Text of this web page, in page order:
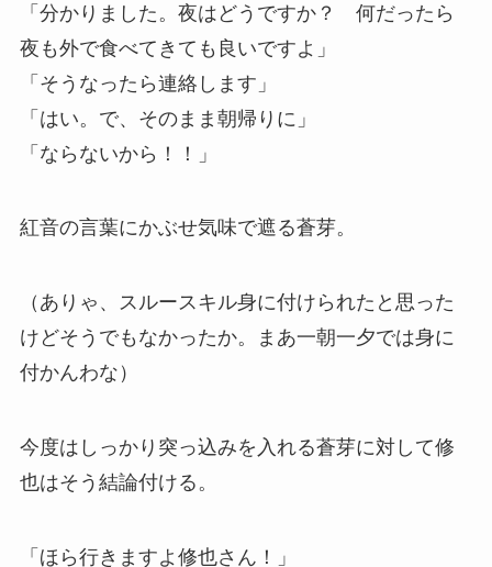
「分かりました。夜はどうですか？ 何だったら
夜も外で食べてきても良いですよ」
「そうなったら連絡します」
「はい。で、そのまま朝帰りに」
「ならないから！！」
紅音の言葉にかぶせ気味で遮る蒼芽。
（ありゃ、スルースキル身に付けられたと思った
けどそうでもなかったか。まあ一朝一夕では身に
付かんわな）
今度はしっかり突っ込みを入れる蒼芽に対して修
也はそう結論付ける。
「ほら行きますよ修也さん！」